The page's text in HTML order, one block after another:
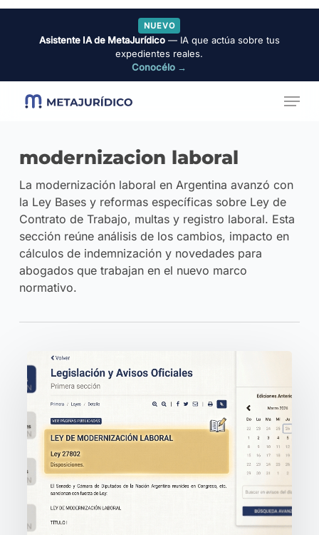
Skip
NUEVO
Asistente IA de MetaJurídico— IA que actúa sobre tus
expedientes reales.
Conocélo →
Menu
modernizacion laboral
La modernización laboral en Argentina avanzó con
la Ley Bases y reformas específicas sobre Ley de
Contrato de Trabajo, multas y registro laboral. Esta
sección reúne análisis de los cambios, impacto en
cálculos de indemnización y novedades para
abogados que trabajan en el nuevo marco
normativo.
27802:
Promulgaron
la
ley
de
Modernización
Laboral